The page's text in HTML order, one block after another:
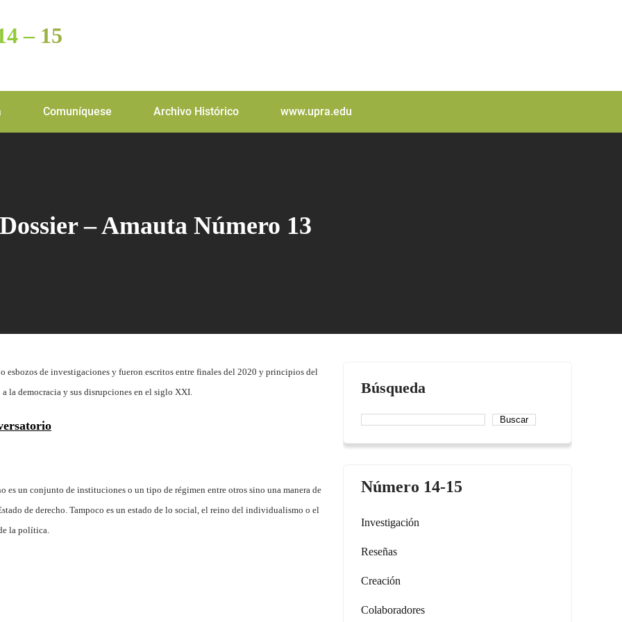
– 15
Comuníquese Archivo Histórico www.upra.edu
Dossier – Amauta Número 13
esbozos de investigaciones y fueron escritos entre finales del 2020 y principios del
la democracia y sus disrupciones en el siglo XXI.
un conjunto de instituciones o un tipo de régimen entre otros sino una manera de
de derecho. Tampoco es un estado de lo social, el reino del individualismo o el
la política.
Búsqueda
Buscar
Número 14-15
Investigación
Reseñas
Creación
Colaboradores